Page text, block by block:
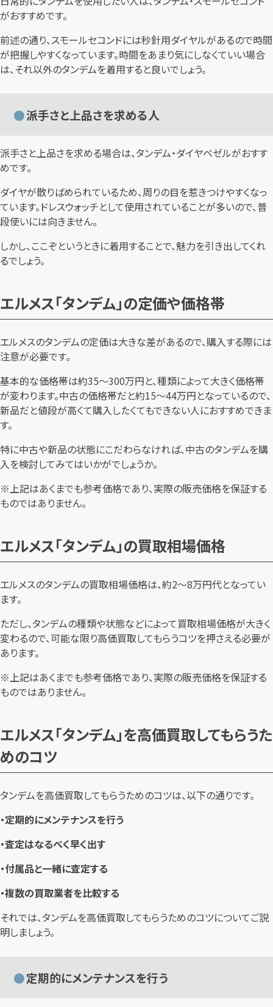
がおすすめです。
前述の通り、スモールセコンドには秒針用ダイヤルがあるので時間
が把握しやすくなっています。時間をあまり気にしなくていい場合
は、それ以外のタンデムを着用すると良いでしょう。
派手さと上品さを求める人
派手さと上品さを求める場合は、タンデム・ダイヤベゼルがおすす
めです。
ダイヤが散りばめられているため、周りの目を惹きつけやすくなっ
ています。ドレスウォッチとして使用されていることが多いので、普
段使いには向きません。
しかし、ここぞというときに着用することで、魅力を引き出してくれ
るでしょう。
エルメス「タンデム」の定価や価格帯
エルメスのタンデムの定価は大きな差があるので、購入する際には
注意が必要です。
基本的な価格帯は約35～300万円と、種類によって大きく価格帯
が変わります。中古の価格帯だと約15～44万円となっているので、
新品だと値段が高くて購入したくてもできない人におすすめできま
す。
特に中古や新品の状態にこだわらなければ、中古のタンデムを購
入を検討してみてはいかがでしょうか。
※上記はあくまでも参考価格であり、実際の販売価格を保証する
ものではありません。
エルメス「タンデム」の買取相場価格
エルメスのタンデムの買取相場価格は、約2～8万円代となってい
ます。
ただし、タンデムの種類や状態などによって買取相場価格が大きく
変わるので、可能な限り高価買取してもらうコツを押さえる必要が
あります。
※上記はあくまでも参考価格であり、実際の販売価格を保証する
ものではありません。
エルメス「タンデム」を高価買取してもらうた
めのコツ
タンデムを高価買取してもらうためのコツは、以下の通りです。
・定期的にメンテナンスを行う
・査定はなるべく早く出す
・付属品と一緒に査定する
・複数の買取業者を比較する
それでは、タンデムを高価買取してもらうためのコツについてご説
明しましょう。
定期的にメンテナンスを行う